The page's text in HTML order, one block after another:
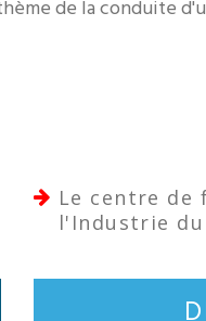
de la conduite
Le centre de
l'Industrie